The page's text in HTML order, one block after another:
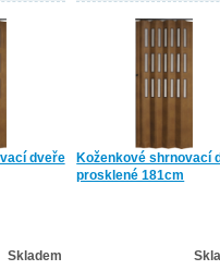
dveře
Skladem
Koženkové shrnovací
prosklené 181cm